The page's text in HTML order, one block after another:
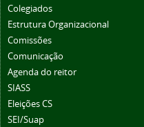
Colegiados
Estrutura Organizacional
Comissões
Comunicação
Agenda do reitor
SIASS
Eleições CS
SEI/Suap